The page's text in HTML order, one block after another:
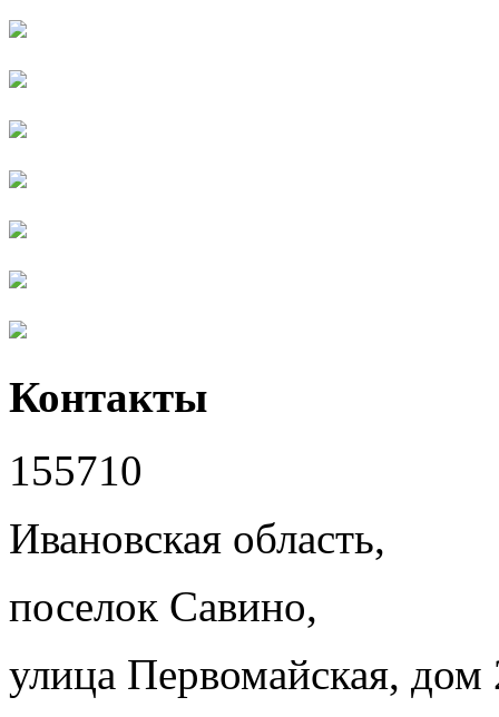
Контакты
155710
Ивановская область,
поселок Савино,
улица Первомайская, дом